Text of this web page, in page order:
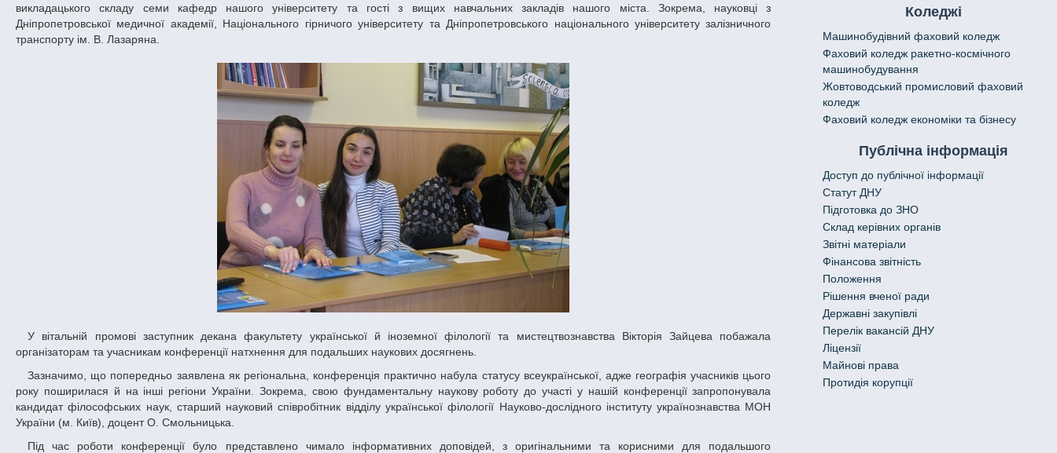
викладацького складу семи кафедр нашого університету та гості з вищих навчальних закладів нашого міста. Зокрема, науковці з
Дніпропетровської медичної академії, Національного гірничого університету та Дніпропетровського національного університету залізничного
транспорту ім. В. Лазаряна.
У вітальній промові заступник декана факультету української й іноземної філології та мистецтвознавства Вікторія Зайцева побажала
організаторам та учасникам конференції натхнення для подальших наукових досягнень.
Зазначимо, що попередньо заявлена як регіональна, конференція практично набула статусу всеукраїнської, адже географія учасників цього
року поширилася й на інші регіони України. Зокрема, свою фундаментальну наукову роботу до участі у нашій конференції запропонувала
кандидат філософських наук, старший науковий співробітник відділу української філології Науково-дослідного інституту українознавства МОН
України (м. Київ), доцент О. Смольницька.
Під час роботи конференції було представлено чимало інформативних доповідей, з оригінальними та корисними для подальшого
Коледжі
Машинобудівний фаховий коледж
Фаховий коледж ракетно-космічного
машинобудування
Жовтоводський промисловий фаховий
коледж
Фаховий коледж економіки та бізнесу
Публічна інформація
Доступ до публічної інформації
Статут ДНУ
Підготовка до ЗНО
Склад керівних органів
Звітні матеріали
Фінансова звітність
Положення
Рішення вченої ради
Державні закупівлі
Перелік вакансій ДНУ
Ліцензії
Майнові права
Протидія корупції